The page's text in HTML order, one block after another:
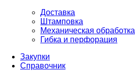
Доставка
Штамповка
Механическая обработка
Гибка и перфорация
Закупки
Справочник